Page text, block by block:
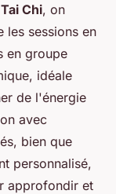
Chi, on
les sessions en
en groupe
idéale
de l'énergie
avec
bien que
personnalisé,
approfondir et